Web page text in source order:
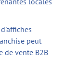
peut
de vente B2B